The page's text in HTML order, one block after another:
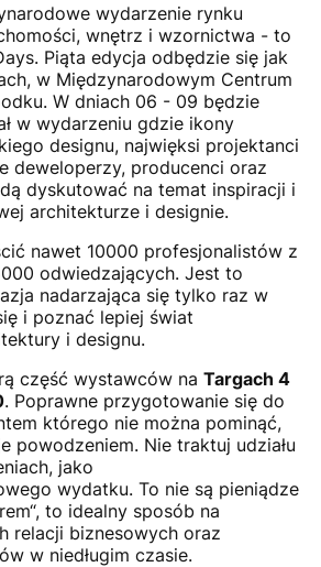
wydarzenie rynku
wnętrz i wzornictwa - to
Piąta edycja odbędzie się jak
w Międzynarodowym Centrum
W dniach 06 - 09 będzie
w wydarzeniu gdzie ikony
designu, najwięksi projektanci
deweloperzy, producenci oraz
dyskutować na temat inspiracji i
architekturze i designie.
nawet 10000 profesjonalistów z
odwiedzających. Jest to
nadarzająca się tylko raz w
i poznać lepiej świat
i designu.
część wystawców na Targach 4
. Poprawne przygotowanie się do
którego nie można pominąć,
powodzeniem. Nie traktuj udziału
jako
wydatku. To nie są pieniądze
to idealny sposób na
relacji biznesowych oraz
w niedługim czasie.